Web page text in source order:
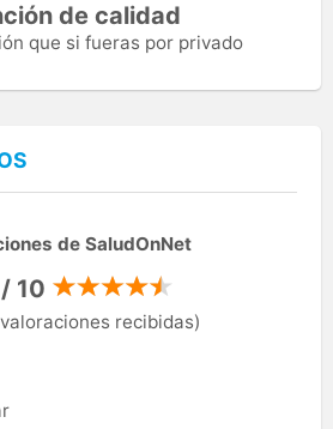
de calidad
que si fueras por privado
de SaludOnNet
10
valoraciones recibidas)